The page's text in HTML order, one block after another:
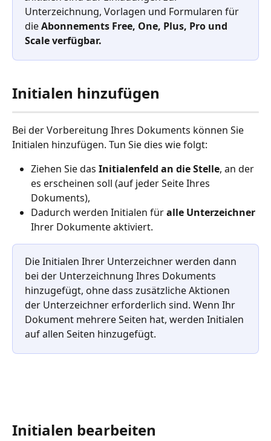
Unterzeichnung, Vorlagen und Formularen für
die Abonnements Free, One, Plus, Pro und
Scale verfügbar.
Initialen hinzufügen
Bei der Vorbereitung Ihres Dokuments können Sie
Initialen hinzufügen. Tun Sie dies wie folgt:
Ziehen Sie das Initialenfeld an die Stelle, an der
es erscheinen soll (auf jeder Seite Ihres
Dokuments),
Dadurch werden Initialen für alle Unterzeichner
Ihrer Dokumente aktiviert.
Die Initialen Ihrer Unterzeichner werden dann
bei der Unterzeichnung Ihres Dokuments
hinzugefügt, ohne dass zusätzliche Aktionen
der Unterzeichner erforderlich sind. Wenn Ihr
Dokument mehrere Seiten hat, werden Initialen
auf allen Seiten hinzugefügt.
Initialen bearbeiten